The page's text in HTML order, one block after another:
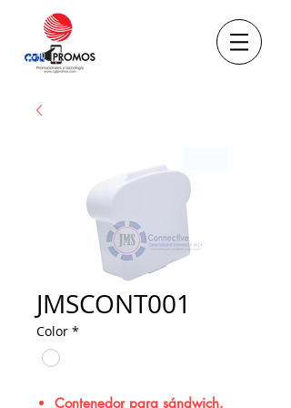
JMSCONT001
Color *
Contenedor para sándwich.